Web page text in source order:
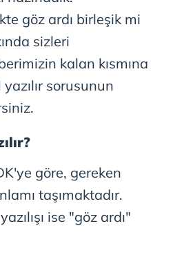
göz ardı birleşik mi
sizleri
kalan kısmına
sorusunun
göre, gereken
taşımaktadır.
ise "göz ardı"